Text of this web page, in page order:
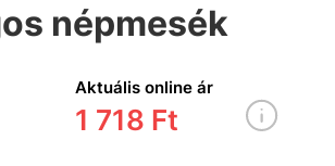
népmesék
Aktuális online ár
1 718 Ft